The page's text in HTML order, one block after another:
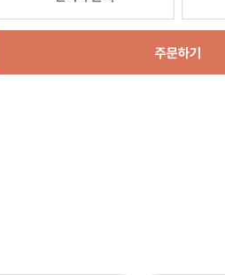
주문하기